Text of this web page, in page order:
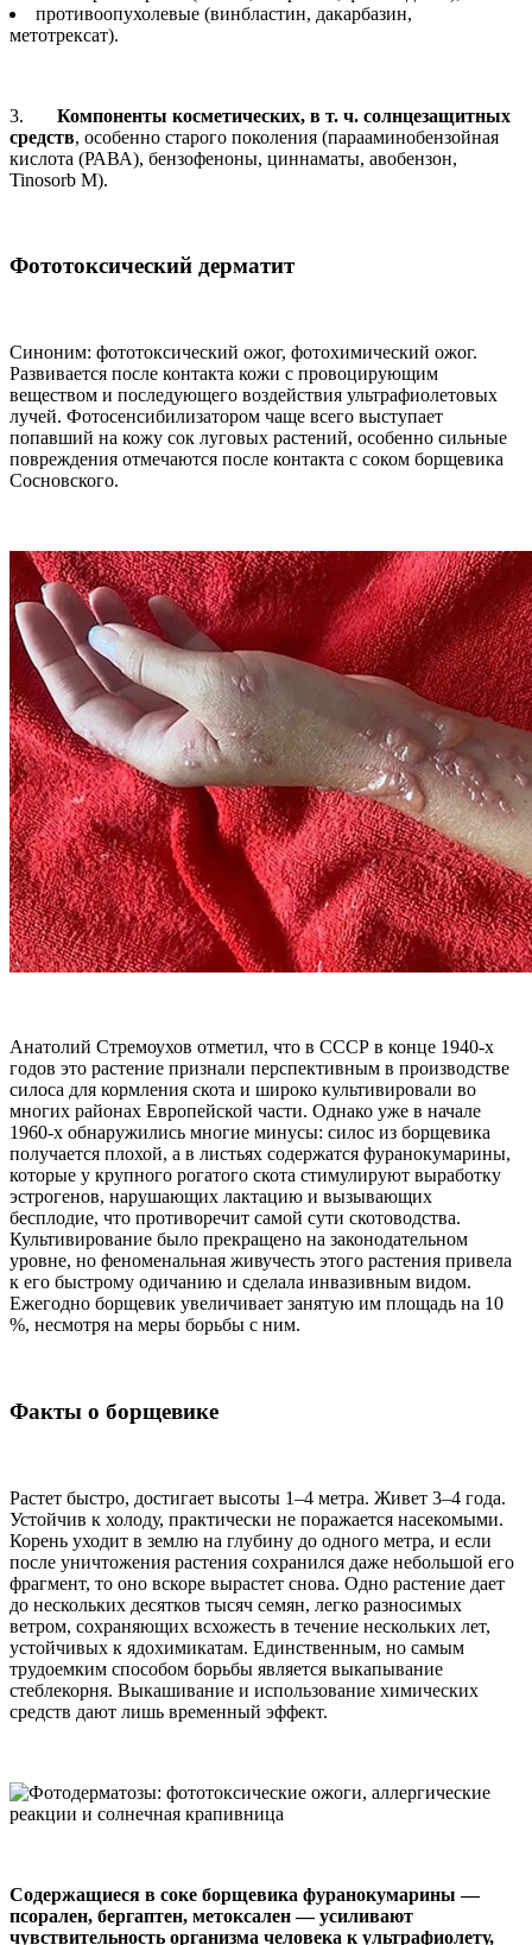
противоопухолевые (винбластин, дакарбазин,
метотрексат).
3. Компоненты косметических, в т. ч. солнцезащитных
средств, особенно старого поколения (парааминобензойная
кислота (РАВА), бензофеноны, циннаматы, авобензон,
Tinosorb M).
Фототоксический дерматит
Синоним: фототоксический ожог, фотохимический ожог.
Развивается после контакта кожи с провоцирующим
веществом и последующего воздействия ультрафиолетовых
лучей. Фотосенсибилизатором чаще всего выступает
попавший на кожу сок луговых растений, особенно сильные
повреждения отмечаются после контакта с соком борщевика
Сосновского.
Анатолий Стремоухов отметил, что в СССР в конце 1940-х
годов это растение признали перспективным в производстве
силоса для кормления скота и широко культивировали во
многих районах Европейской части. Однако уже в начале
1960-х обнаружились многие минусы: силос из борщевика
получается плохой, а в листьях содержатся фуранокумарины,
которые у крупного рогатого скота стимулируют выработку
эстрогенов, нарушающих лактацию и вызывающих
бесплодие, что противоречит самой сути скотоводства.
Культивирование было прекращено на законодательном
уровне, но феноменальная живучесть этого растения привела
к его быстрому одичанию и сделала инвазивным видом.
Ежегодно борщевик увеличивает занятую им площадь на 10
%, несмотря на меры борьбы с ним.
Факты о борщевике
Растет быстро, достигает высоты 1–4 метра. Живет 3–4 года.
Устойчив к холоду, практически не поражается насекомыми.
Корень уходит в землю на глубину до одного метра, и если
после уничтожения растения сохранился даже небольшой его
фрагмент, то оно вскоре вырастет снова. Одно растение дает
до нескольких десятков тысяч семян, легко разносимых
ветром, сохраняющих всхожесть в течение нескольких лет,
устойчивых к ядохимикатам. Единственным, но самым
трудоемким способом борьбы является выкапывание
стеблекорня. Выкашивание и использование химических
средств дают лишь временный эффект.
Содержащиеся в соке борщевика фуранокумарины —
псорален, бергаптен, метоксален — усиливают
чувствительность организма человека к ультрафиолету,